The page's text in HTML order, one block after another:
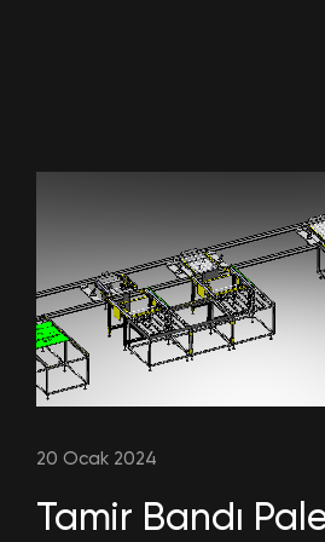
20 Ocak 2024
Tamir Bandı